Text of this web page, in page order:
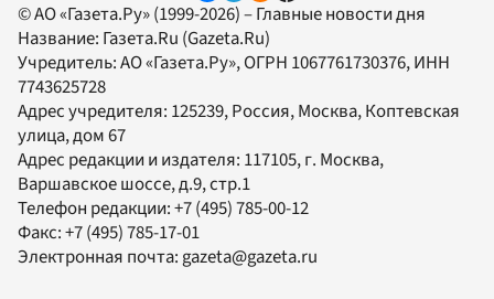
© АО «Газета.Ру» (1999-2026) – Главные новости дня
Название: Газета.Ru (Gazeta.Ru)
Учредитель:АО «Газета.Ру», ОГРН 1067761730376, ИНН
7743625728
Адрес учредителя: 125239, Россия, Москва, Коптевская
улица, дом 67
Адрес редакции и издателя: 117105, г. Москва,
Варшавское шоссе, д.9, стр.1
Телефон редакции:+7 (495) 785-00-12
Факс:+7 (495) 785-17-01
Электронная почта:gazeta@gazeta.ru